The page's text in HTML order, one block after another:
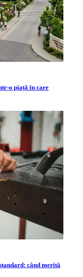
o piață în care
când merită